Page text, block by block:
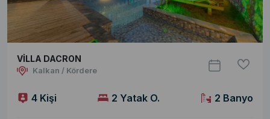
VİLLA DACRON
Kalkan / Kördere
4 Kişi 2 Yatak O. 2 Banyo